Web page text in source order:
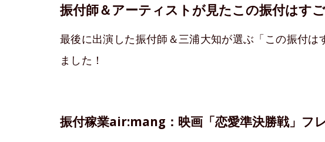
振付師＆アーティストが見たこの振付はす
最後に出演した振付師＆三浦大知が選ぶ「この振付
ました！
振付稼業air:mang：映画「恋愛準決勝戦」フ